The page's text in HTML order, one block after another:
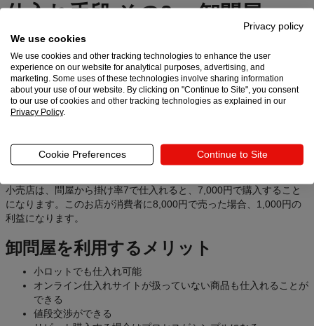
仕入れ手段 その2 ～卸問屋～
卸問屋は、メーカーから商品を一定量購入して、小売店に販売しま
す。小売店（ネットショップ含む）は、卸問屋から定価の70～80%
の割引で仕入れができるケースが多いです。
掛け率
仕入れのトピックについて検索していていると、必ず出てくる用語
例えば、メーカーの希望価格がが10,000円の商品を、問屋が掛け率6
で仕入れると、6000円になります。
小売店は、問屋から掛け率7で仕入れると、7,000円で購入すること
になります。このお店が消費者に8,000円で売った場合、1,000円の
利益になります。
卸問屋を利用するメリット
小ロットでも仕入れ可能
オンライン仕入れサイトが扱っていない商品も仕入れることが
できる
値段交渉ができる
Privacy policy
We use cookies
We use cookies and other tracking technologies to enhance the user
experience on our website for analytical purposes, advertising, and
marketing. Some uses of these technologies involve sharing information
about your use of our website. By clicking on "Continue to Site", you consent
to our use of cookies and other tracking technologies as explained in our
Privacy Policy.
Cookie Preferences Continue to Site